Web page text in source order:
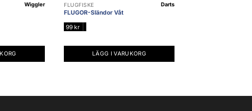
Wiggler FLUGFISKE
FLUGOR-Sländor Våt
Darts
99 kr
LÄGG I VARUKORG